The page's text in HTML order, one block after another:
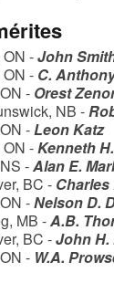
-John
- C.
- Orest
NB -
-Leon Katz
-Kenneth
-Alan E.
BC -
-Nelson D.
MB -A.B.
BC -John H.
- W.A.